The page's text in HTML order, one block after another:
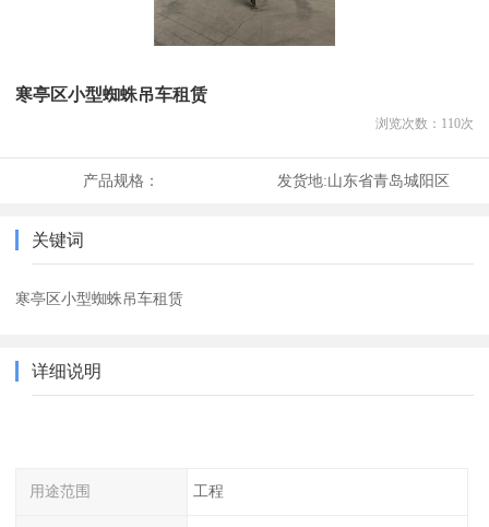
寒亭区小型蜘蛛吊车租赁
浏览次数： 110次
产品规格： 发货地:山东省青岛城阳区
关键词
寒亭区小型蜘蛛吊车租赁
详细说明
用途范围 工程